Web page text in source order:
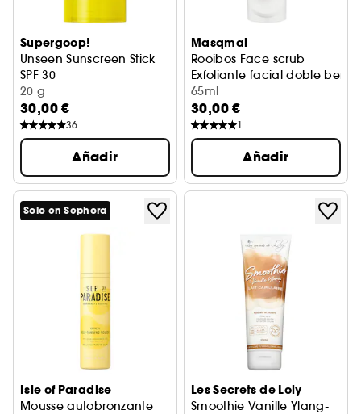
Supergoop!
Unseen Sunscreen Stick
SPF 30
Barra de protección solar
20 g
30,00 €
36
Añadir
Masqmai
Rooibos Face scrub
Exfoliante facial doble
65ml
30,00 €
1
Añadir
Solo en Sephora
Isle of Paradise
Mousse autobronzante
Les Secrets de Loly
Smoothie Vanille Ylang-